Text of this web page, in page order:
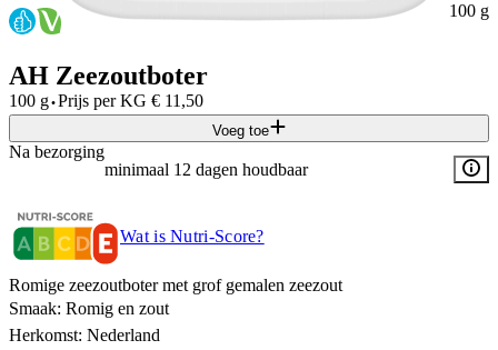
100 g
AH Zeezoutboter
100 g·Prijs per KG € 11,50
Voeg toe
Na bezorging
minimaal 12 dagen houdbaar
Wat is Nutri-Score?
Romige zeezoutboter met grof gemalen zeezout​
Smaak: Romig en zout​
Herkomst: Nederland​